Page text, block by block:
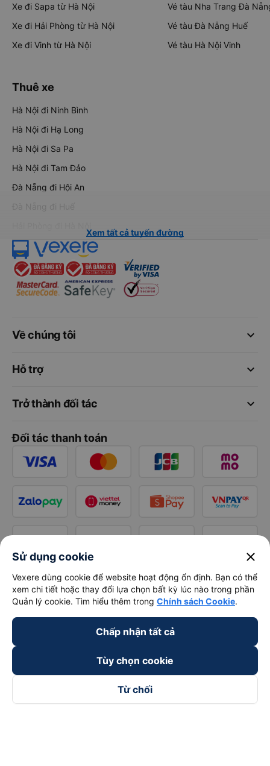
Xe đi Sapa từ Hà Nội
Xe đi Hải Phòng từ Hà Nội
Xe đi Vinh từ Hà Nội
Vé tàu Nha Trang Đà
Vé tàu Đà Nẵng Huế
Vé tàu Hà Nội Vinh
Thuê xe
Hà Nội đi Ninh Bình
Hà Nội đi Hạ Long
Hà Nội đi Sa Pa
Hà Nội đi Tam Đảo
Đà Nẵng đi Hội An
Đà Nẵng đi Huế
Xem tất cả tuyến đường
keyboard_arrow_down
Về chúng tôi
keyboard_arrow_down
Hỗ trợ
keyboard_arrow_down
Trở thành đối tác
Đối tác thanh toán
Sử dụng cookie close
Vexere dùng cookie để website hoạt động ổn định. Bạn có thể
xem chi tiết hoặc thay đổi lựa chọn bất kỳ lúc nào trong phần
Quản lý cookie. Tìm hiểu thêm trong Chính sách Cookie.
Chấp nhận tất cả
Tùy chọn cookie
Từ chối